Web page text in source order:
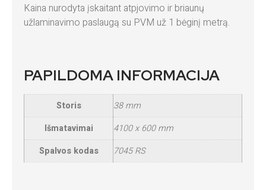
Kaina nurodyta įskaitant atpjovimo ir briaunų
užlaminavimo paslaugą su PVM už 1 bėginį metrą.
PAPILDOMA INFORMACIJA
Storis
38 mm
Išmatavimai
4100 x 600 mm
Spalvos kodas
7045 RS